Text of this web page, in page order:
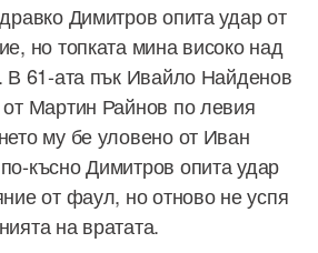
Димитров опита удар от
но топката мина високо над
В 61-ата пък Ивайло Найденов
Мартин Райнов по левия
му бе уловено от Иван
късно Димитров опита удар
от фаул, но отново не успя
на вратата.